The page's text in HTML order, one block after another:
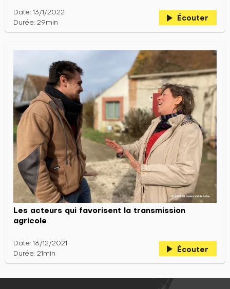
Date: 13/1/2022
Durée: 29min
play_arrow Écouter
Les acteurs qui favorisent la transmission
agricole
Date: 16/12/2021
Durée: 21min
play_arrow Écouter